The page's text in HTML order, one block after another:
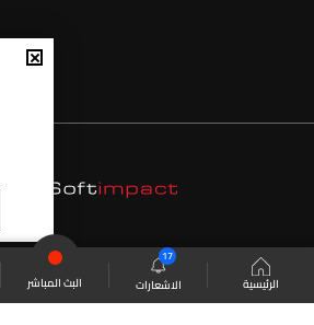
الرئيسية الاشعارات
17
البث المباشر
موقع البرامج الجدول